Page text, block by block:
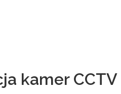
kamer CCTV